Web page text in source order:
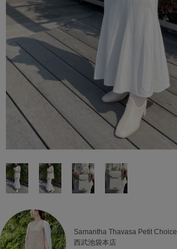
Samantha Thavasa Petit Choice
西武池袋本店